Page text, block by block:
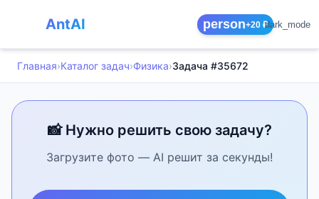
AntAI person+20 ₽dark_mode
Главная›Каталог задач›Физика›Задача #35672
📸 Нужно решить свою задачу?
Загрузите фото — AI решит за секунды!